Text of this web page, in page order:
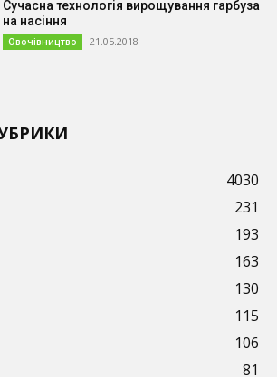
Сучасна технологія вирощування гарбуза
на насіння
Овочівництво 21.05.2018
4030
231
193
163
130
115
106
81